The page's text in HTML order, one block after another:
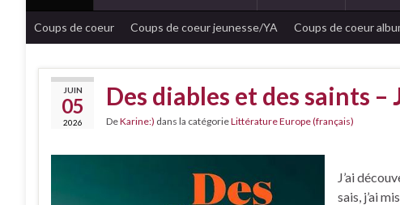
Coups de coeur Coups de coeur jeunesse/YA Coups de coeur
JUIN
05
2026
Des diables et des saints
DeKarine:) dans la catégorieLittérature Europe (français)
J’ai
sais, j’ai